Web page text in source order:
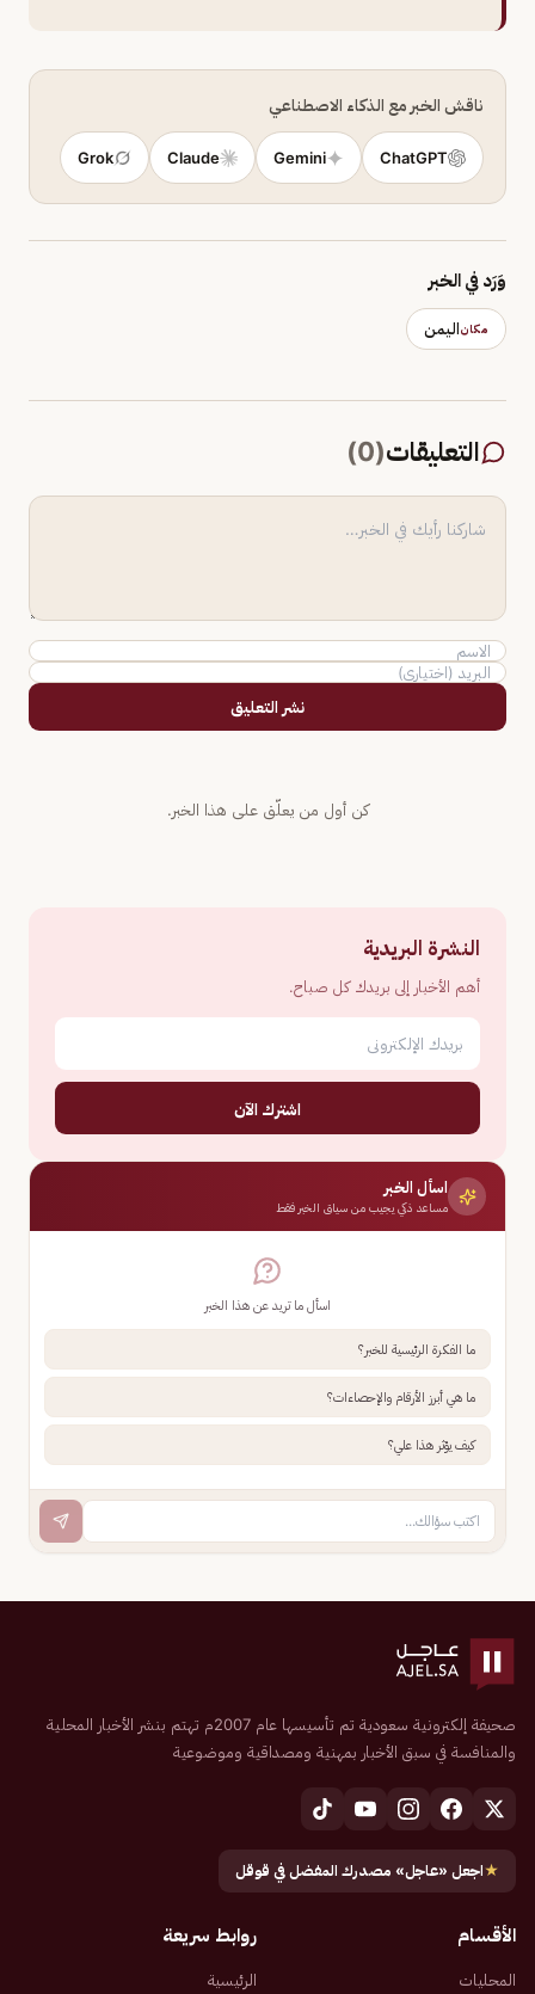
ناقش الخبر مع الذكاء الاصطناعي
ChatGPT
Gemini
Claude
Grok
وَرَد في الخبر
مكاناليمن
التعليقات(
0
)
نشر التعليق
كن أول من يعلّق على هذا الخبر.
النشرة البريدية
أهم الأخبار إلى بريدك كل صباح.
اشترك الآن
اسأل الخبر
مساعد ذكي يجيب من سياق الخبر فقط
اسأل ما تريد عن هذا الخبر
ما الفكرة الرئيسية للخبر؟
ما هي أبرز الأرقام والإحصاءات؟
كيف يؤثر هذا علي؟
صحيفة إلكترونية سعودية تم تأسيسها عام 2007م تهتم بنشر الأخبار المحلية
والمنافسة في سبق الأخبار بمهنية ومصداقية وموضوعية
★اجعل «عاجل» مصدرك المفضل في قوقل
الأقسام
المحليات
روابط سريعة
الرئيسية